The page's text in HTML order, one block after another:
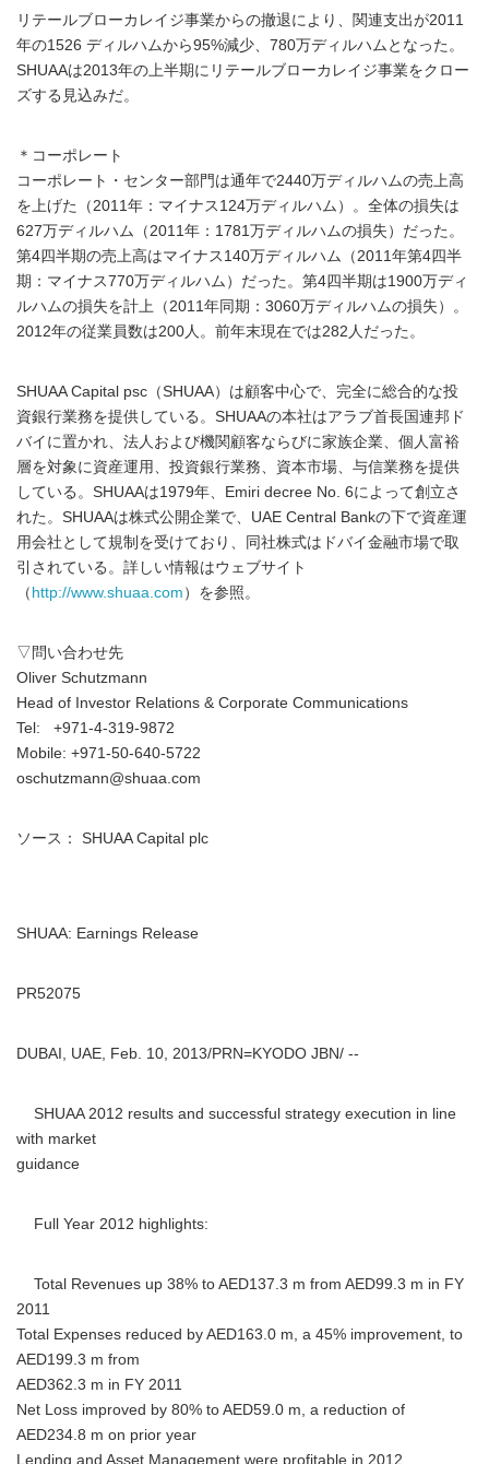
リテールブローカレイジ事業からの撤退により、関連支出が2011
年の1526 ディルハムから95%減少、780万ディルハムとなった。
SHUAAは2013年の上半期にリテールブローカレイジ事業をクロー
ズする見込みだ。
＊コーポレート
コーポレート・センター部門は通年で2440万ディルハムの売上高
を上げた（2011年：マイナス124万ディルハム）。全体の損失は
627万ディルハム（2011年：1781万ディルハムの損失）だった。
第4四半期の売上高はマイナス140万ディルハム（2011年第4四半
期：マイナス770万ディルハム）だった。第4四半期は1900万ディ
ルハムの損失を計上（2011年同期：3060万ディルハムの損失）。
2012年の従業員数は200人。前年末現在では282人だった。
SHUAA Capital psc（SHUAA）は顧客中心で、完全に総合的な投
資銀行業務を提供している。SHUAAの本社はアラブ首長国連邦ド
バイに置かれ、法人および機関顧客ならびに家族企業、個人富裕
層を対象に資産運用、投資銀行業務、資本市場、与信業務を提供
している。SHUAAは1979年、Emiri decree No. 6によって創立さ
れた。SHUAAは株式公開企業で、UAE Central Bankの下で資産運
用会社として規制を受けており、同社株式はドバイ金融市場で取
引されている。詳しい情報はウェブサイト
（ http://www.shuaa.com ）を参照。
▽問い合わせ先
Oliver Schutzmann
Head of Investor Relations & Corporate Communications
Tel: +971-4-319-9872
Mobile: +971-50-640-5722
oschutzmann@shuaa.com
ソース： SHUAA Capital plc
SHUAA: Earnings Release
PR52075
DUBAI, UAE, Feb. 10, 2013/PRN=KYODO JBN/ --
SHUAA 2012 results and successful strategy execution in line
with market
guidance
Full Year 2012 highlights:
Total Revenues up 38% to AED137.3 m from AED99.3 m in FY
2011
Total Expenses reduced by AED163.0 m, a 45% improvement, to
AED199.3 m from
AED362.3 m in FY 2011
Net Loss improved by 80% to AED59.0 m, a reduction of
AED234.8 m on prior year
Lending and Asset Management were profitable in 2012